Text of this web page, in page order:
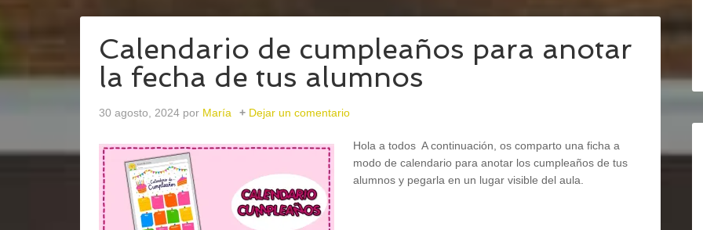
Calendario de cumpleaños para anotar
la fecha de tus alumnos
30 agosto, 2024 por María Dejar un comentario
Hola a todos A continuación, os comparto una ficha a
modo de calendario para anotar los cumpleaños de tus
alumnos y pegarla en un lugar visible del aula.